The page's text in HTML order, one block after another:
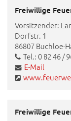
Freiwillige
Vorsitzender:
Dorfstr. 1
86807 Buchloe-
Tel.: 0 82 46 /
E-Mail
Freiwillige